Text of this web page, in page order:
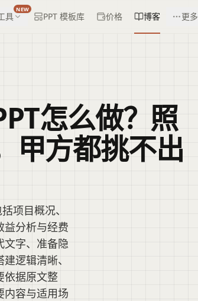
具
NEW
PPT 模板库 价格 博客 更多
怎么做？照
甲方都挑不出
项目概况、
益分析与经费
文字、准备隐
逻辑清晰、
依据原文整
内容与适用场